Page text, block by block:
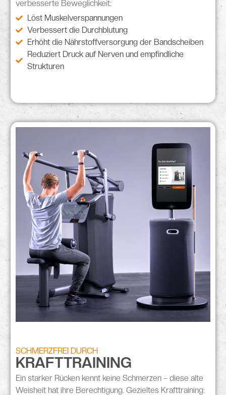
verbesserte Beweglichkeit:
Löst Muskelverspannungen
Verbessert die Durchblutung
Erhöht die Nährstoffversorgung der Bandscheiben
Reduziert Druck auf Nerven und empfindliche
Strukturen
SCHMERZFREI DURCH
KRAFTTRAINING
Ein starker Rücken kennt keine Schmerzen – diese alte
Weisheit hat ihre Berechtigung. Gezieltes Krafttraining: